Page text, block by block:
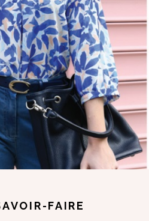
FAIRE